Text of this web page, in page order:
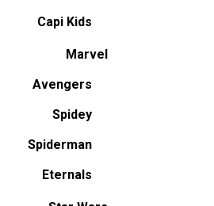
Capi Kids
Marvel
Avengers
Spidey
Spiderman
Eternals